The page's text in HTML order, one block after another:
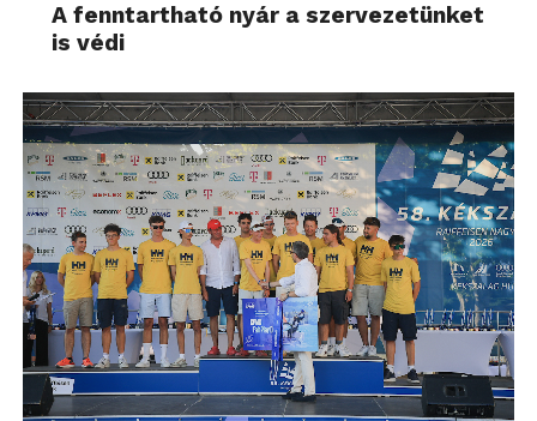
A fenntartható nyár a szervezetünket
is védi